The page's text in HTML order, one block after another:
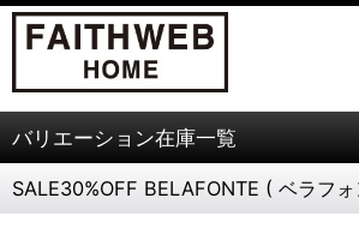
バリエーション在庫一覧
SALE30%OFF BELAFONTE ( ベラフ